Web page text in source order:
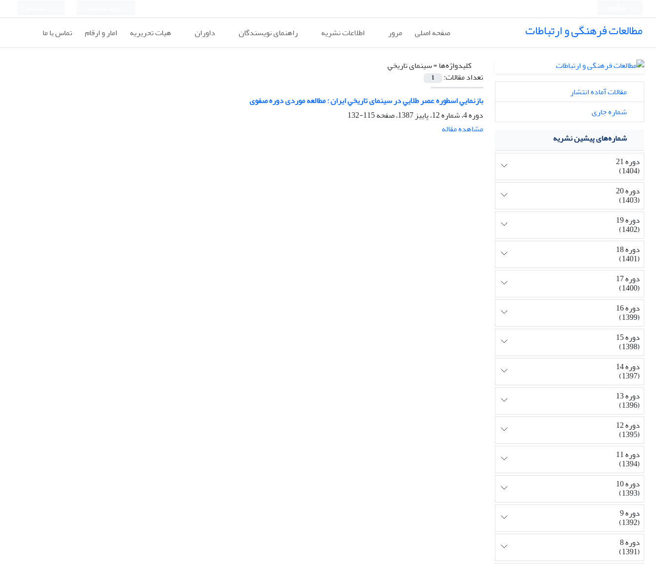
مطالعات فرهنگی و ارتباطات صفحه اصلی مرور اطلاعات نشریه راهنمای نویسندگان داوران هیات تحریریه امار و ارقام تماس با ما
کلیدواژه‌ها =سینمای ﺗﺎرﻳﺨﻲ
تعداد مقالات:
1
ﺑﺎزﻧﻤﺎﻳﻲ اﺳﻄﻮره ﻋﺼﺮ ﻃﻼﻳﻲ در سینمای ﺗﺎرﻳﺨﻲ اﻳﺮان : مطالعه موردی دوره صفوی
دوره 4، شماره 12، پاییز 1387، صفحه
115-132
مشاهده مقاله
مقالات آماده انتشار
شماره جاری
شماره‌های پیشین نشریه
دوره 21
(1404)
دوره 20
(1403)
دوره 19
(1402)
دوره 18
(1401)
دوره 17
(1400)
دوره 16
(1399)
دوره 15
(1398)
دوره 14
(1397)
دوره 13
(1396)
دوره 12
(1395)
دوره 11
(1394)
دوره 10
(1393)
دوره 9
(1392)
دوره 8
(1391)